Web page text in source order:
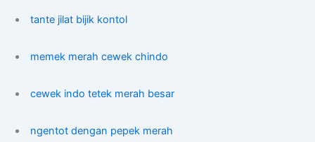
tante jilat bijik kontol
memek merah cewek chindo
cewek indo tetek merah besar
ngentot dengan pepek merah